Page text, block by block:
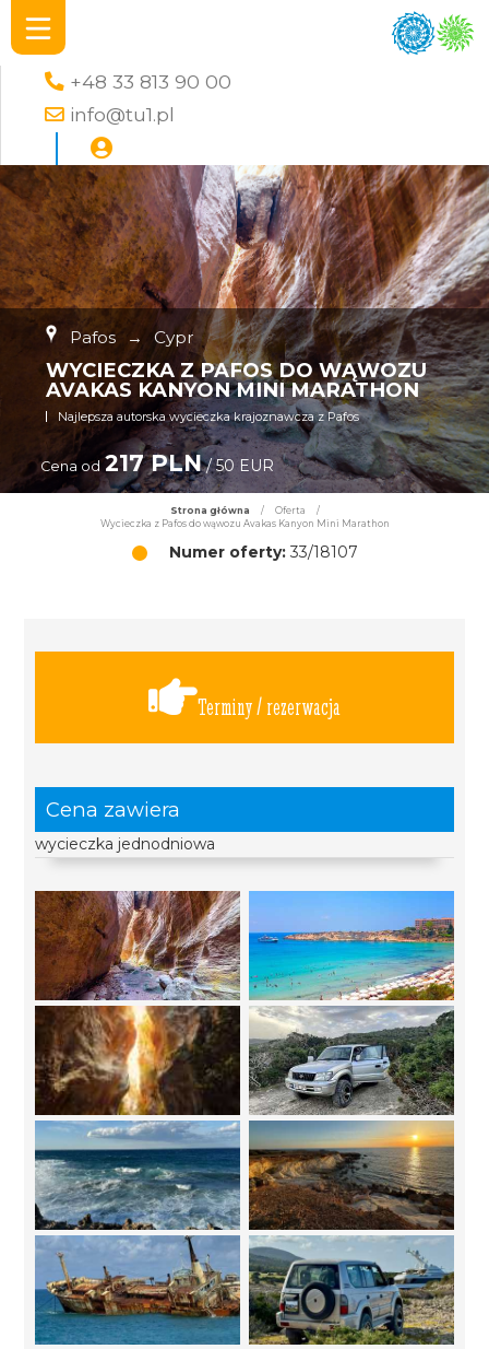
+48 33 813 90 00
info@tu1.pl
Pafos → Cypr
WYCIECZKA Z PAFOS DO WĄWOZU
AVAKAS KANYON MINI MARATHON
Najlepsza autorska wycieczka krajoznawcza z Pafos
Cena od 217 PLN/ 50 EUR
Strona główna / Oferta
/
Wycieczka z Pafos do wąwozu Avakas Kanyon Mini Marathon
Numer oferty:33/18107
Terminy / rezerwacja
Cena zawiera
wycieczka jednodniowa